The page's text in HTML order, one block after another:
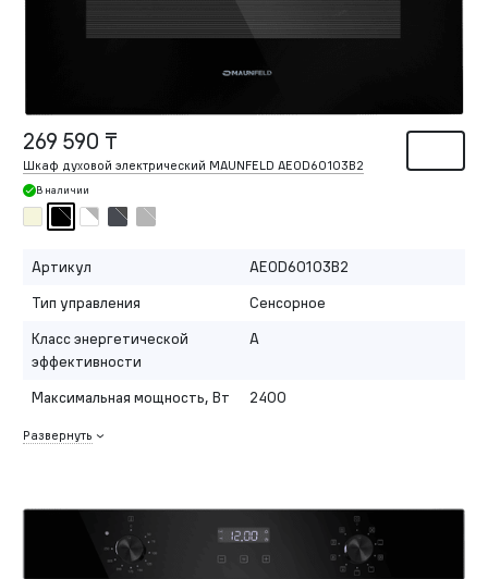
269 590 ₸
Шкаф духовой электрический MAUNFELD AEOD60103B2
В наличии
Артикул
AEOD60103B2
Тип управления
Сенсорное
Класс энергетической
эффективности
A
Максимальная мощность, Вт 2400
Развернуть